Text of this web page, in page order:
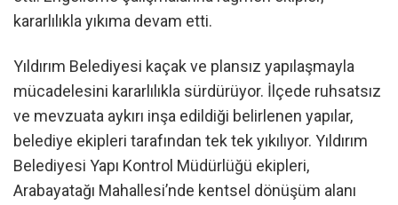
kararlılıkla yıkıma devam etti.
Yıldırım Belediyesi kaçak ve plansız yapılaşmayla
mücadelesini kararlılıkla sürdürüyor. İlçede ruhsatsız
ve mevzuata aykırı inşa edildiği belirlenen yapılar,
belediye ekipleri tarafından tek tek yıkılıyor. Yıldırım
Belediyesi Yapı Kontrol Müdürlüğü ekipleri,
Arabayatağı Mahallesi’nde kentsel dönüşüm alanı